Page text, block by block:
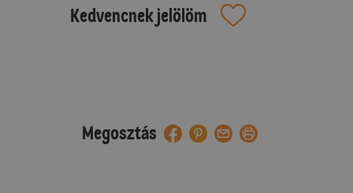
Kedvencnek jelölöm
Megosztás